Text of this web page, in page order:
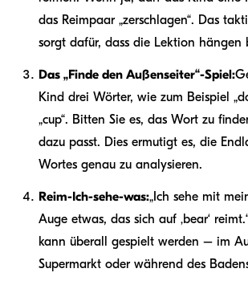
das Reimpaar „zerschlagen“. Das
sorgt dafür, dass die Lektion hängen
Das „Finde den Außenseiter“-Spiel:
Kind drei Wörter, wie zum Beispiel
„cup“. Bitten Sie es, das Wort zu
dazu passt. Dies ermutigt es, die
Wortes genau zu analysieren.
Reim-Ich-sehe-was:„Ich sehe mit
Auge etwas, das sich auf ‚bear‘
kann überall gespielt werden – im
Supermarkt oder während des